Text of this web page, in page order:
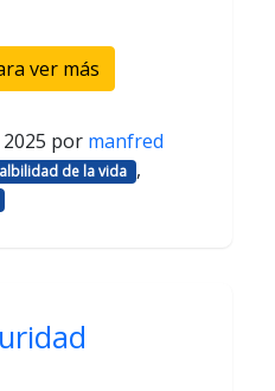
ver más
por manfred
de la vida ,